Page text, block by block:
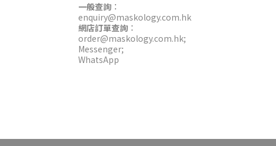
一般查詢 ：
enquiry@maskology.com.hk
網店訂單查詢 ：
order@maskology.com.hk;
Messenger;
WhatsApp